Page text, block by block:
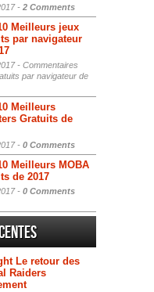
- 2 Comments
Meilleurs jeux
par navigateur
- Commentaires
par navigateur de
Meilleurs
Gratuits de
- 0 Comments
Meilleurs MOBA
de 2017
- 0 Comments
Le retour des
Raiders